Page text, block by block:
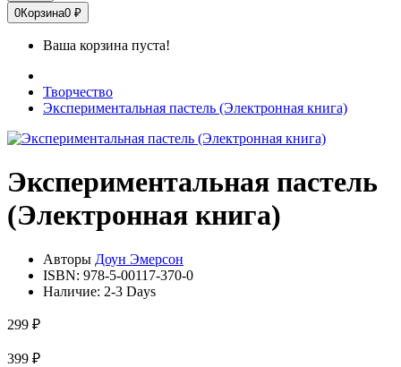
0Корзина0 ₽
Ваша корзина пуста!
Творчество
Экспериментальная пастель (Электронная книга)
Экспериментальная пастель
(Электронная книга)
Авторы Доун Эмерсон
ISBN: 978-5-00117-370-0
Наличие: 2-3 Days
299 ₽
399 ₽